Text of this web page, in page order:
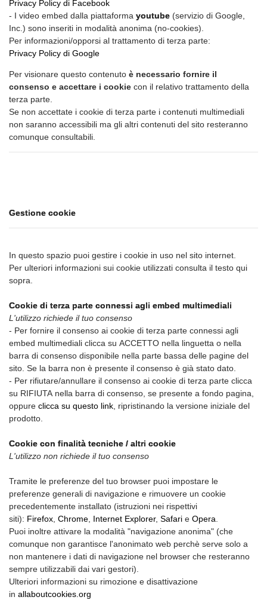
Privacy Policy di Facebook
- I video embed dalla piattaforma youtube (servizio di Google,
Inc.) sono inseriti in modalità anonima (no-cookies).
Per informazioni/opporsi al trattamento di terza parte:
Privacy Policy di Google
Per visionare questo contenuto è necessario fornire il
consenso e accettare i cookie con il relativo trattamento della
terza parte.
Se non accettate i cookie di terza parte i contenuti multimediali
non saranno accessibili ma gli altri contenuti del sito resteranno
comunque consultabili.
Gestione cookie
In questo spazio puoi gestire i cookie in uso nel sito internet.
Per ulteriori informazioni sui cookie utilizzati consulta il testo qui
sopra.
Cookie di terza parte connessi agli embed multimediali
L'utilizzo richiede il tuo consenso
- Per fornire il consenso ai cookie di terza parte connessi agli
embed multimediali clicca su ACCETTO nella linguetta o nella
barra di consenso disponibile nella parte bassa delle pagine del
sito. Se la barra non è presente il consenso è già stato dato.
- Per rifiutare/annullare il consenso ai cookie di terza parte clicca
su RIFIUTA nella barra di consenso, se presente a fondo pagina,
oppure clicca su questo link , ripristinando la versione iniziale del
prodotto.
Cookie con finalità tecniche / altri cookie
L'utilizzo non richiede il tuo consenso
Tramite le preferenze del tuo browser puoi impostare le
preferenze generali di navigazione e rimuovere un cookie
precedentemente installato (istruzioni nei rispettivi
siti): Firefox Chrome Internet Explorer, Safari e Opera
Puoi inoltre attivare la modalità "navigazione anonima" (che
comunque non garantisce l'anonimato web perchè serve solo a
non mantenere i dati di navigazione nel browser che resteranno
sempre utilizzabili dai vari gestori).
Ulteriori informazioni su rimozione e disattivazione
in allaboutcookies.org